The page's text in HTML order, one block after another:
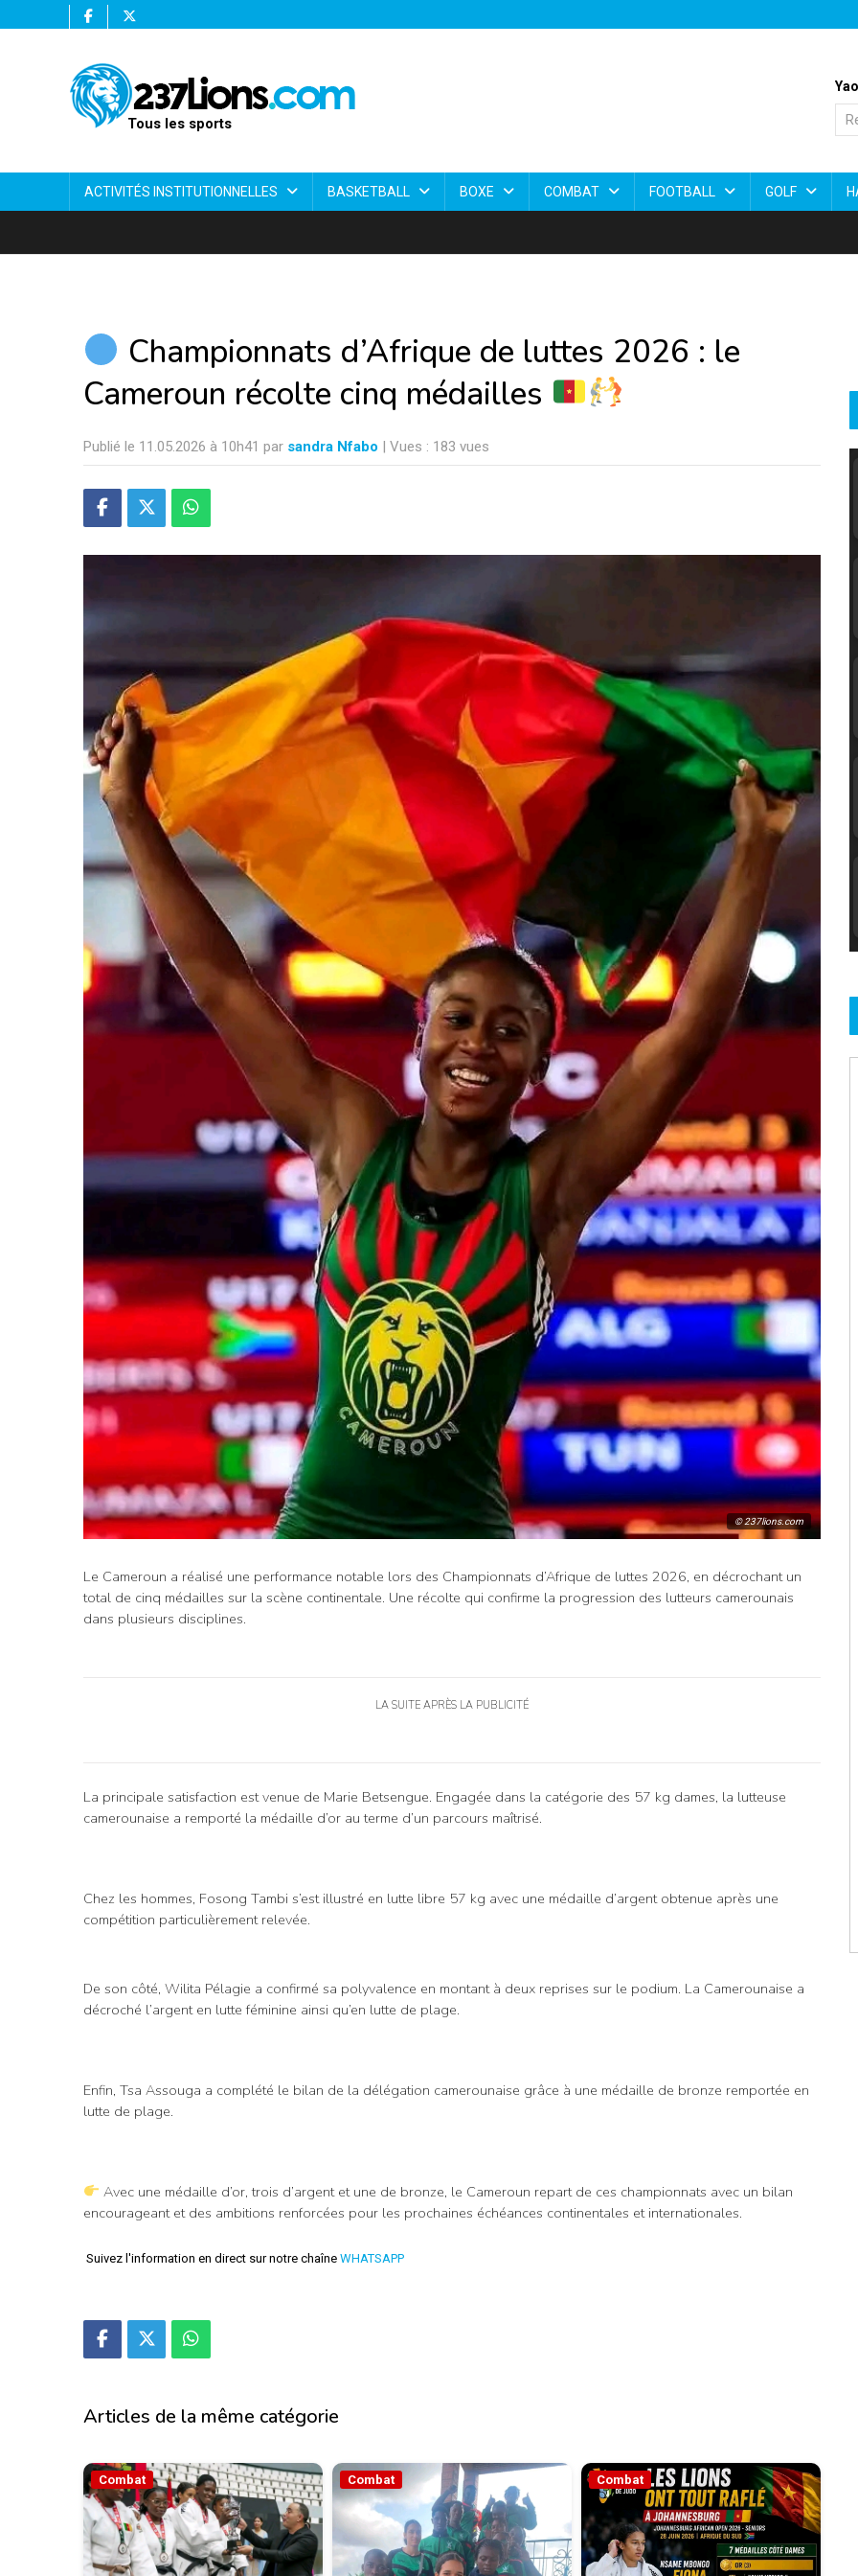
Tous les sports
ACTIVITÉS INSTITUTIONNELLES BASKETBALL BOXE COMBAT FOOTBALL GOLF
Championnats d’Afrique de luttes 2026 : le
Cameroun récolte cinq médailles
Publié le 11.05.2026 à 10h41 par sandra Nfabo | Vues : 183 vues
© 237lions.com
Le Cameroun a réalisé une performance notable lors des Championnats d’Afrique de luttes 2026, en décrochant un
total de cinq médailles sur la scène continentale. Une récolte qui confirme la progression des lutteurs camerounais
dans plusieurs disciplines.
LA SUITE APRÈS LA PUBLICITÉ
La principale satisfaction est venue de Marie Betsengue. Engagée dans la catégorie des 57 kg dames, la lutteuse
camerounaise a remporté la médaille d’or au terme d’un parcours maîtrisé.
Chez les hommes, Fosong Tambi s’est illustré en lutte libre 57 kg avec une médaille d’argent obtenue après une
compétition particulièrement relevée.
De son côté, Wilita Pélagie a confirmé sa polyvalence en montant à deux reprises sur le podium. La Camerounaise a
décroché l’argent en lutte féminine ainsi qu’en lutte de plage.
Enfin, Tsa Assouga a complété le bilan de la délégation camerounaise grâce à une médaille de bronze remportée en
lutte de plage.
Avec une médaille d’or, trois d’argent et une de bronze, le Cameroun repart de ces championnats avec un bilan
encourageant et des ambitions renforcées pour les prochaines échéances continentales et internationales.
Suivez l'information en direct sur notre chaîne WHATSAPP
Articles de la même catégorie
Combat Combat Combat